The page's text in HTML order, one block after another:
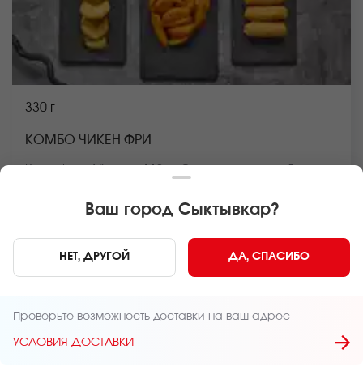
330 г
КОМБО ЧИКЕН ФРИ
блюда может отличаться от фото на сайте.
Ваш город Сыктывкар?
НЕТ, ДРУГОЙ ДА, СПАСИБО
Проверьте возможность доставки на ваш адрес
УСЛОВИЯ ДОСТАВКИ